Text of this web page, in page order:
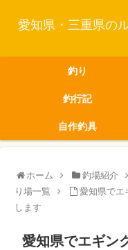
愛知県・三重県の
釣り
釣行記
自作釣具
ホーム 釣場紹介
り場一覧
愛知県でエ
します
愛知県でエギン